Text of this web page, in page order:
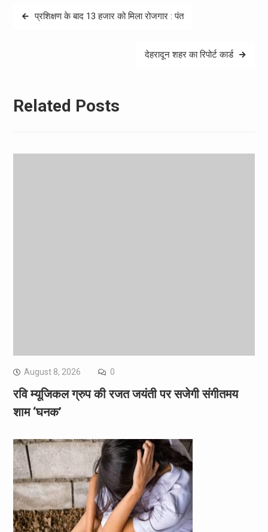
Postप्रशिक्षण के बाद 13 हजार को मिला रोजगार : पंत
देहरादून शहर का रिपोर्ट कार्ड
Related Posts
August 8, 2026 0
रवि म्यूजिकल ग्रुप की रजत जयंती पर सजेगी संगीतमय
शाम ‘घनक’